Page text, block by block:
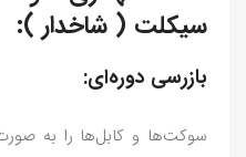
سیکلت ( شاخدار ):
بازرسی دوره‌ای:
سوکت‌ها و کابل‌ها را به